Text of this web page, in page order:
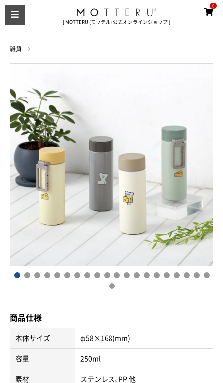
[ MOTTERU (モッテル) 公式オンラインショップ ]
0
雑貨
商品仕様
本体サイズ φ58×168(mm)
容量 250ml
素材 ステンレス､PP 他